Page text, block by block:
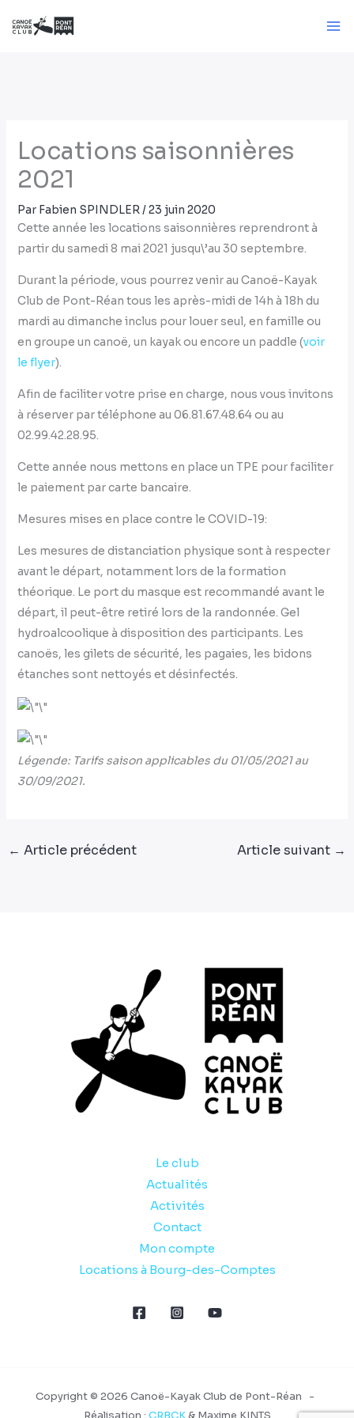
Locations saisonnières
2021
Par Fabien SPINDLER/23 juin 2020
Cette année les locations saisonnières reprendront à
partir du samedi 8 mai 2021 jusqu\’au 30 septembre.
Durant la période, vous pourrez venir au Canoë-Kayak
Club de Pont-Réan tous les après-midi de 14h à 18h du
mardi au dimanche inclus pour louer seul, en famille ou
en groupe un canoë, un kayak ou encore un paddle (voir
le flyer).
Afin de faciliter votre prise en charge, nous vous invitons
à réserver par téléphone au 06.81.67.48.64 ou au
02.99.42.28.95.
Cette année nous mettons en place un TPE pour faciliter
le paiement par carte bancaire.
Mesures mises en place contre le COVID-19:
Les mesures de distanciation physique sont à respecter
avant le départ, notamment lors de la formation
théorique. Le port du masque est recommandé avant le
départ, il peut-être retiré lors de la randonnée. Gel
hydroalcoolique à disposition des participants. Les
canoës, les gilets de sécurité, les pagaies, les bidons
étanches sont nettoyés et désinfectés.
Légende: Tarifs saison applicables du 01/05/2021 au
30/09/2021.
← Article précédent Article suivant →
Le club
Actualités
Activités
Contact
Mon compte
Locations à Bourg-des-Comptes
Copyright © 2026 Canoë-Kayak Club de Pont-Réan -